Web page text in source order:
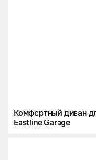
Комфортный диван
Eastline Garage